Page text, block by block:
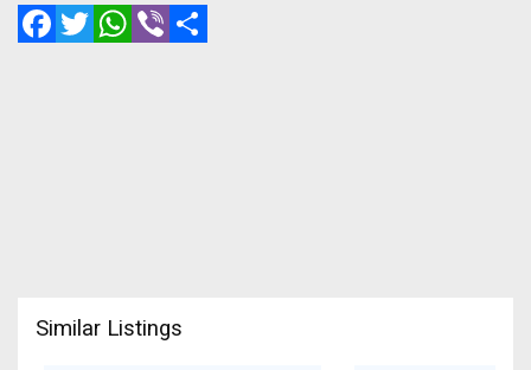
FacebookTwitterWhatsApp
Viber
Similar Listings